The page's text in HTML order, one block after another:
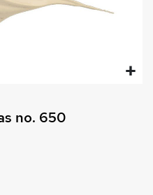
no. 650